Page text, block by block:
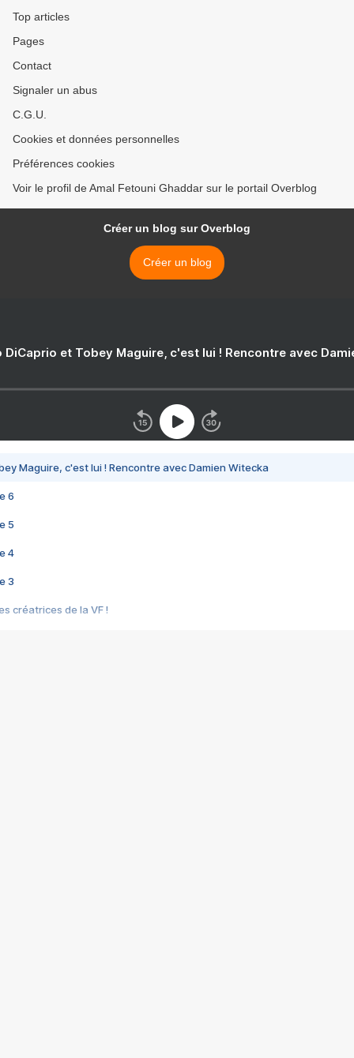
Top articles
Pages
Contact
Signaler un abus
C.G.U.
Cookies et données personnelles
Préférences cookies
Voir le profil de Amal Fetouni Ghaddar sur le portail Overblog
Créer un blog sur Overblog
Créer un blog
DiCaprio et Tobey Maguire, c'est lui ! Rencontre avec
Maguire, c'est lui ! Rencontre avec Damien Witecka
6
5
4
3
créatrices de la VF !